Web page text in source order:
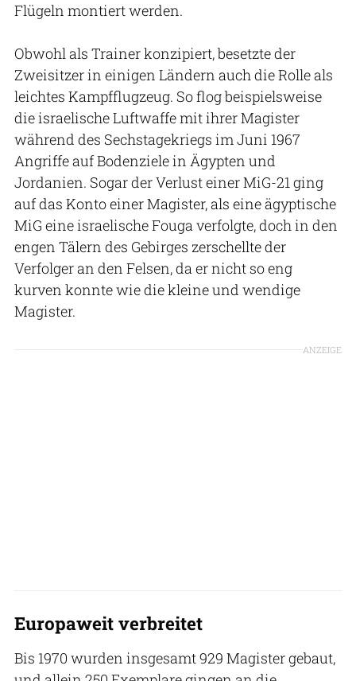
Flügeln montiert werden.
Obwohl als Trainer konzipiert, besetzte der
Zweisitzer in einigen Ländern auch die Rolle als
leichtes Kampfflugzeug. So flog beispielsweise
die israelische Luftwaffe mit ihrer Magister
während des Sechstagekriegs im Juni 1967
Angriffe auf Bodenziele in Ägypten und
Jordanien. Sogar der Verlust einer MiG-21 ging
auf das Konto einer Magister, als eine ägyptische
MiG eine israelische Fouga verfolgte, doch in den
engen Tälern des Gebirges zerschellte der
Verfolger an den Felsen, da er nicht so eng
kurven konnte wie die kleine und wendige
Magister.
ANZEIGE
Europaweit verbreitet
Bis 1970 wurden insgesamt 929 Magister gebaut,